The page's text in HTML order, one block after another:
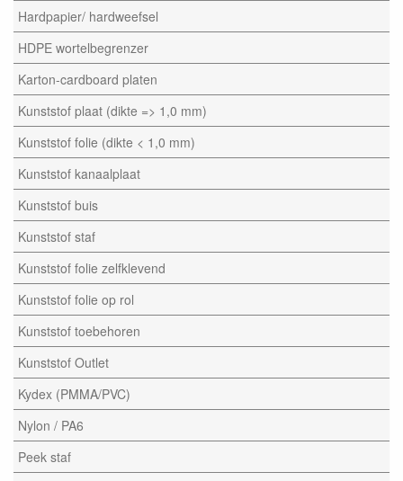
Hardpapier/ hardweefsel
HDPE wortelbegrenzer
Karton-cardboard platen
Kunststof plaat (dikte => 1,0 mm)
Kunststof folie (dikte < 1,0 mm)
Kunststof kanaalplaat
Kunststof buis
Kunststof staf
Kunststof folie zelfklevend
Kunststof folie op rol
Kunststof toebehoren
Kunststof Outlet
Kydex (PMMA/PVC)
Nylon / PA6
Peek staf